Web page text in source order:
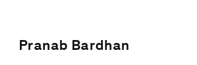
Pranab Bardhan